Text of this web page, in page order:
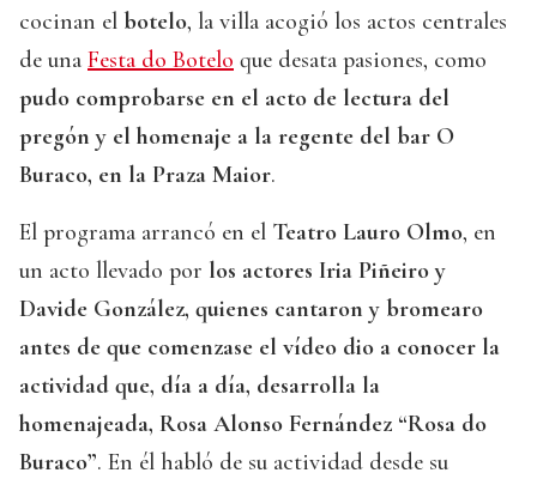
cocinan el botelo, la villa acogió los actos centrales
de una Festa do Botelo que desata pasiones, como
pudo comprobarse en el acto de lectura del
pregón y el homenaje a la regente del bar O
Buraco, en la Praza Maior.
El programa arrancó en el Teatro Lauro Olmo, en
un acto llevado por los actores Iria Piñeiro y
Davide González, quienes cantaron y bromearo
antes de que comenzase el vídeo dio a conocer la
actividad que, día a día, desarrolla la
homenajeada, Rosa Alonso Fernández “Rosa do
Buraco”. En él habló de su actividad desde su